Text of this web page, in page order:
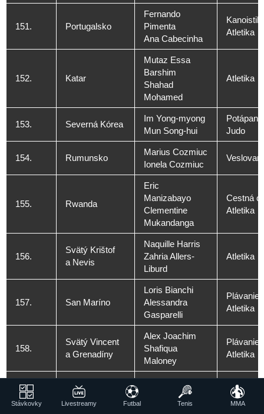
151. Portugalsko
Fernando
Pimenta
Ana Cabecinha
Atletika
152. Katar
Mutaz Essa
Barshim
Shahad
Mohamed
Atletika
153. Severná Kórea
Im Yong-myong
Mun Song-hui
Potápanie
Judo
154. Rumunsko
Marius Cozmiuc
Ionela Cozmiuc
155. Rwanda
Eric
Manizabayo
Clementine
Mukandanga
Cestná
Atletika
156.
Svätý Krištof
a Nevis
Naquille Harris
Zahria Allers-
Liburd
Atletika
157. San Maríno
Loris Bianchi
Alessandra
Gasparelli
Plávanie
Atletika
158.
Svätý Vincent
a Grenadíny
Alex Joachim
Shafiqua
Maloney
Plávanie
Atletika
Šalamúnove Sharon Firisua Atletika
Stávkovky Livestreamy Futbal Tenis MMA